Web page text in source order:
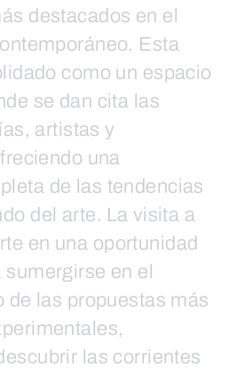
destacados en el
Esta
como un espacio
se dan cita las
artistas y
una
de las tendencias
del arte. La visita a
en una oportunidad
en el
de las propuestas más
las corrientes